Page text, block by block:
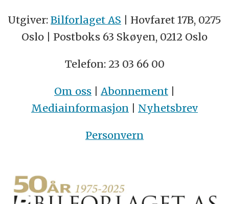
Utgiver: Bilforlaget AS | Hovfaret 17B, 0275
Oslo | Postboks 63 Skøyen, 0212 Oslo
Telefon: 23 03 66 00
Om oss | Abonnement |
Mediainformasjon | Nyhetsbrev
Personvern